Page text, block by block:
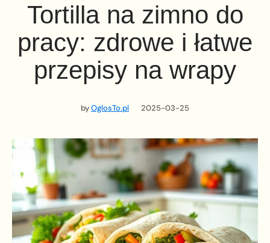
Tortilla na zimno do
pracy: zdrowe i łatwe
przepisy na wrapy
byOglosTo.pl 2025-03-25